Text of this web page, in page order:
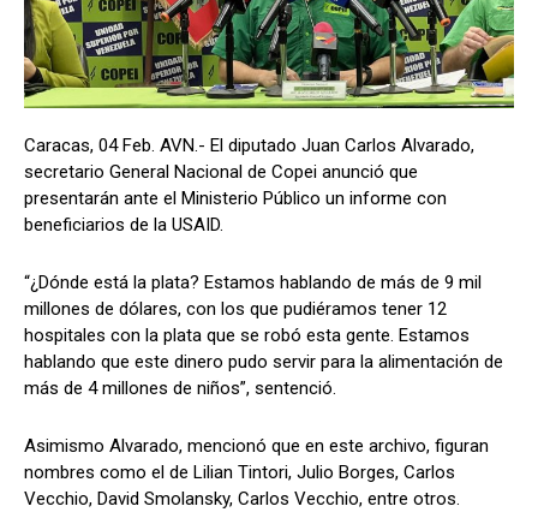
Caracas, 04 Feb. AVN.- El diputado Juan Carlos Alvarado,
secretario General Nacional de Copei anunció que
presentarán ante el Ministerio Público un informe con
beneficiarios de la USAID.
“¿Dónde está la plata? Estamos hablando de más de 9 mil
millones de dólares, con los que pudiéramos tener 12
hospitales con la plata que se robó esta gente. Estamos
hablando que este dinero pudo servir para la alimentación de
más de 4 millones de niños”, sentenció.
Asimismo Alvarado, mencionó que en este archivo, figuran
nombres como el de Lilian Tintori, Julio Borges, Carlos
Vecchio, David Smolansky, Carlos Vecchio, entre otros.